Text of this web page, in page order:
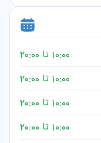
10:00 تا 20:00
10:00 تا 20:00
10:00 تا 20:00
10:00 تا 20:00